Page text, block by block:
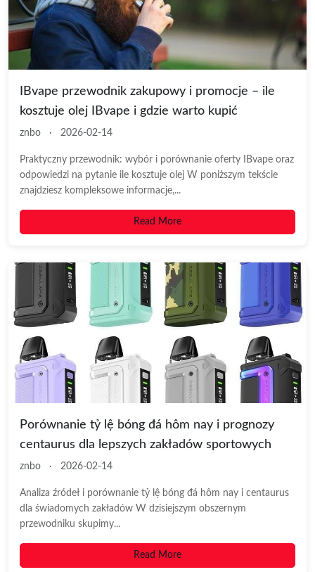
IBvape przewodnik zakupowy i promocje – ile
kosztuje olej IBvape i gdzie warto kupić
znbo · 2026-02-14
Praktyczny przewodnik: wybór i porównanie oferty IBvape oraz
odpowiedzi na pytanie ile kosztuje olej W poniższym tekście
znajdziesz kompleksowe informacje,...
Read More
Porównanie tỷ lệ bóng đá hôm nay i prognozy
centaurus dla lepszych zakładów sportowych
znbo · 2026-02-14
Analiza źródeł i porównanie tỷ lệ bóng đá hôm nay i centaurus
dla świadomych zakładów W dzisiejszym obszernym
przewodniku skupimy...
Read More